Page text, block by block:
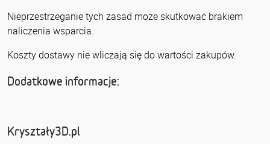
Nieprzestrzeganie tych zasad może skutkować brakiem
naliczenia wsparcia.
Koszty dostawy nie wliczają się do wartości zakupów.
Dodatkowe informacje:
Kryształy3D.pl